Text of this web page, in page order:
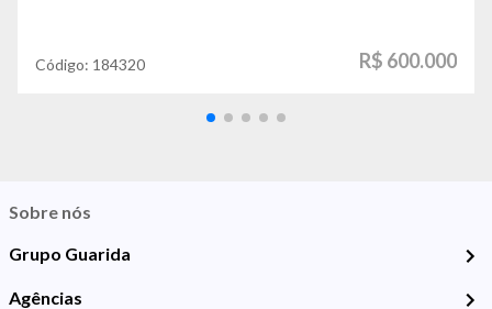
Código: 184320 R$ 600.000
Sobre nós
Grupo Guarida
Agências